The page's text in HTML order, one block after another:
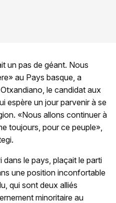
un pas de géant. Nous
au Pays basque, a
le candidat aux
espère un jour parvenir à se
«Nous allons continuer à
toujours, pour ce peuple»,
dans le pays, plaçait le parti
une position inconfortable
qui sont deux alliés
minoritaire au